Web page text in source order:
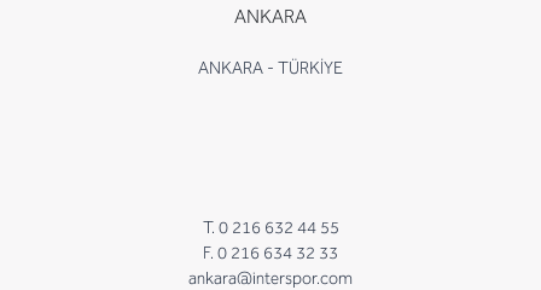
ANKARA
ANKARA - TÜRKİYE
T. 0 216 632 44 55
F. 0 216 634 32 33
ankara@interspor.com